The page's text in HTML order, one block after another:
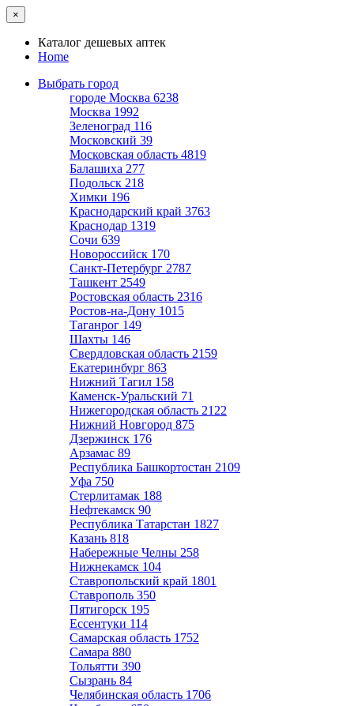
×
Каталог дешевых аптек
Home
Выбрать город
городе Москва 6238
Москва 1992
Зеленоград 116
Московский 39
Московская область 4819
Балашиха 277
Подольск 218
Химки 196
Краснодарский край 3763
Краснодар 1319
Сочи 639
Новороссийск 170
Санкт-Петербург 2787
Ташкент 2549
Ростовская область 2316
Ростов-на-Дону 1015
Таганрог 149
Шахты 146
Свердловская область 2159
Екатеринбург 863
Нижний Тагил 158
Каменск-Уральский 71
Нижегородская область 2122
Нижний Новгород 875
Дзержинск 176
Арзамас 89
Республика Башкортостан 2109
Уфа 750
Стерлитамак 188
Нефтекамск 90
Республика Татарстан 1827
Казань 818
Набережные Челны 258
Нижнекамск 104
Ставропольский край 1801
Ставрополь 350
Пятигорск 195
Ессентуки 114
Самарская область 1752
Самара 880
Тольятти 390
Сызрань 84
Челябинская область 1706